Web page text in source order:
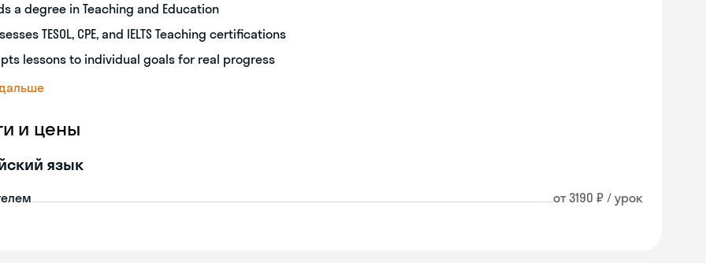
a degree in Teaching and Education
TESOL, CPE, and IELTS Teaching certifications
lessons to individual goals for real progress
и цены
язык
от 3190 ₽ / урок